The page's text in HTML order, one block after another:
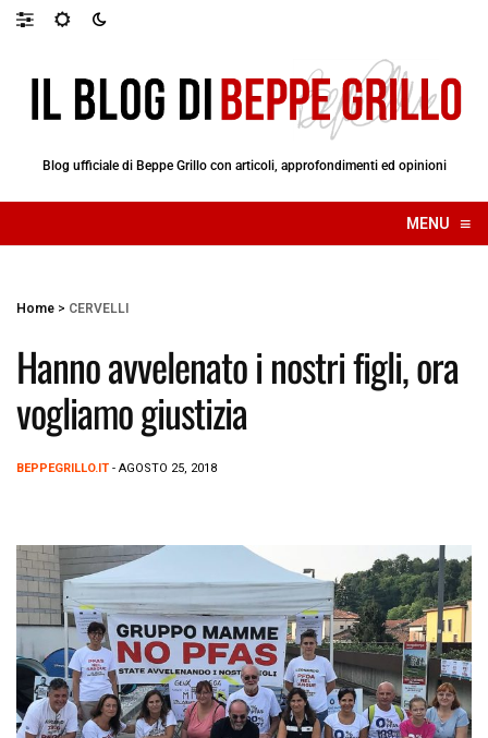
Blog ufficiale di Beppe Grillo con articoli, approfondimenti ed opinioni
MENU ≡
☰
Home > CERVELLI
Hanno avvelenato i nostri figli, ora
vogliamo giustizia
BEPPEGRILLO.IT - AGOSTO 25, 2018